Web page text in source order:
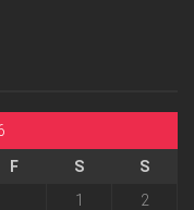
F S
S
1
2